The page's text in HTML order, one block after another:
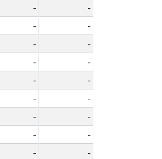
-
-
-
-
-
-
-
-
-
-
-
-
-
-
-
-
-
-